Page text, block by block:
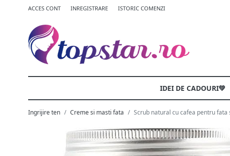
ACCES CONT INREGISTRARE ISTORIC COMENZI
IDEI DE CADOURI💚
Ingrijire ten Creme si masti fata Scrub natural cu cafea pentru fata